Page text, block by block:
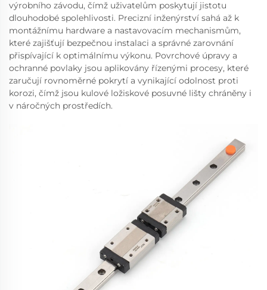
výrobního závodu, čímž uživatelům poskytují jistotu
dlouhodobé spolehlivosti. Precizní inženýrství sahá až k
montážnímu hardware a nastavovacím mechanismům,
které zajišťují bezpečnou instalaci a správné zarovnání
přispívající k optimálnímu výkonu. Povrchové úpravy a
ochranné povlaky jsou aplikovány řízenými procesy, které
zaručují rovnoměrné pokrytí a vynikající odolnost proti
korozi, čímž jsou kulové ložiskové posuvné lišty chráněny i
v náročných prostředích.